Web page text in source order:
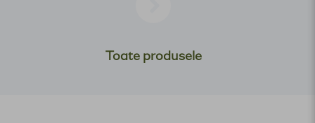
Toate produsele